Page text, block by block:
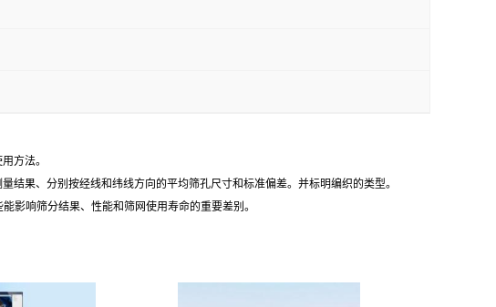
方法。
结果、分别按经线和纬线方向的平均筛孔尺寸和标准偏差。并标明编织的类型。
影响筛分结果、性能和筛网使用寿命的重要差别。